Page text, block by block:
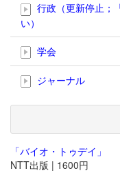
行政（更新停止；
い）
学会
ジャーナル
「バイオ・トゥデイ」
NTT出版 | 1600円